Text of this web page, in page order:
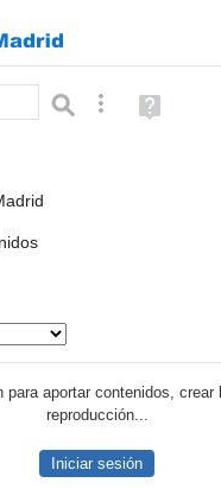
Búsqueda avanzada
Ayuda
(en
para aportar contenidos, crear
reproducción...
Iniciar sesión